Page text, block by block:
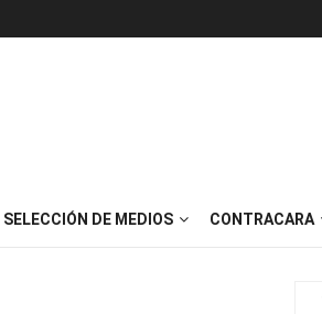
SELECCIÓN DE MEDIOS CONTRACARA